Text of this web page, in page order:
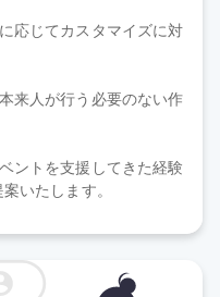
応じてカスタマイズに対
来人が行う必要のない作
ントを支援してきた経験
いたします。